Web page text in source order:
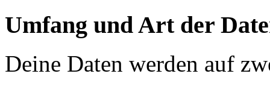
Umfang und Art der
Deine Daten werden auf